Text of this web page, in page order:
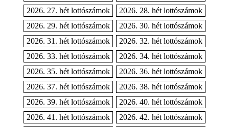
2026. 27. hét lottószámok
2026. 28. hét lottószámok
2026. 29. hét lottószámok
2026. 30. hét lottószámok
2026. 31. hét lottószámok
2026. 32. hét lottószámok
2026. 33. hét lottószámok
2026. 34. hét lottószámok
2026. 35. hét lottószámok
2026. 36. hét lottószámok
2026. 37. hét lottószámok
2026. 38. hét lottószámok
2026. 39. hét lottószámok
2026. 40. hét lottószámok
2026. 41. hét lottószámok
2026. 42. hét lottószámok